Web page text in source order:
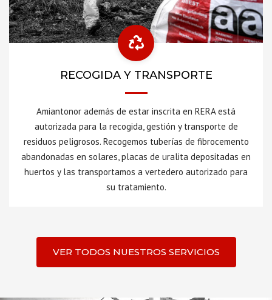
RECOGIDA Y TRANSPORTE
Amiantonor además de estar inscrita en RERA está
autorizada para la recogida, gestión y transporte de
residuos peligrosos. Recogemos tuberías de fibrocemento
abandonadas en solares, placas de uralita depositadas en
huertos y las transportamos a vertedero autorizado para
su tratamiento.
VER TODOS NUESTROS SERVICIOS